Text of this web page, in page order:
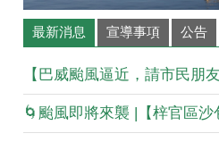
最新消息 宣導事項 公告